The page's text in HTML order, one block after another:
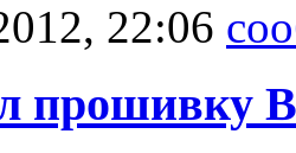
22:06
прошивку